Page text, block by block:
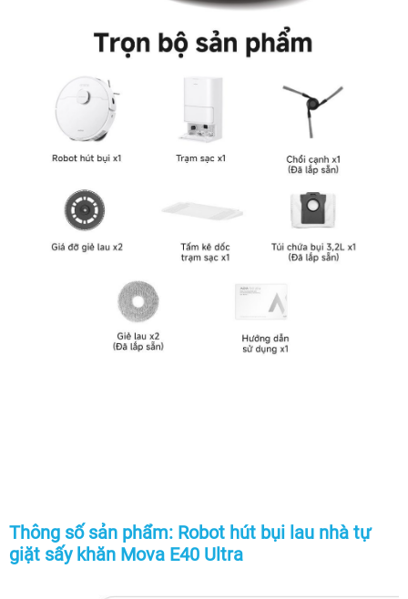
Thông số sản phẩm: Robot hút bụi lau nhà tự
giặt sấy khăn Mova E40 Ultra